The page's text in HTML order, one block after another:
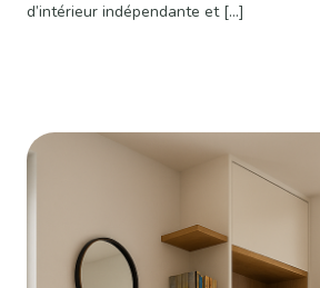
d’intérieur indépendante et […]